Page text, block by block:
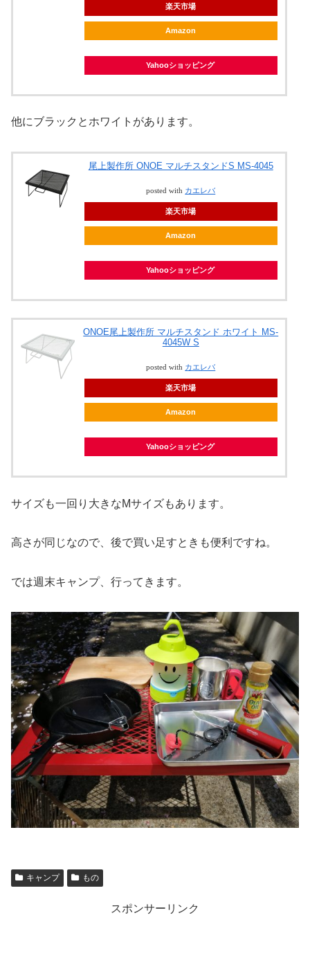
楽天市場
Amazon
Yahooショッピング
他にブラックとホワイトがあります。
尾上製作所 ONOE マルチスタンドS MS-4045
posted with カエレバ
楽天市場
Amazon
Yahooショッピング
ONOE尾上製作所 マルチスタンド ホワイト MS-
4045W S
posted with カエレバ
楽天市場
Amazon
Yahooショッピング
サイズも一回り大きなMサイズもあります。
高さが同じなので、後で買い足すときも便利ですね。
では週末キャンプ、行ってきます。
キャンプ もの
スポンサーリンク